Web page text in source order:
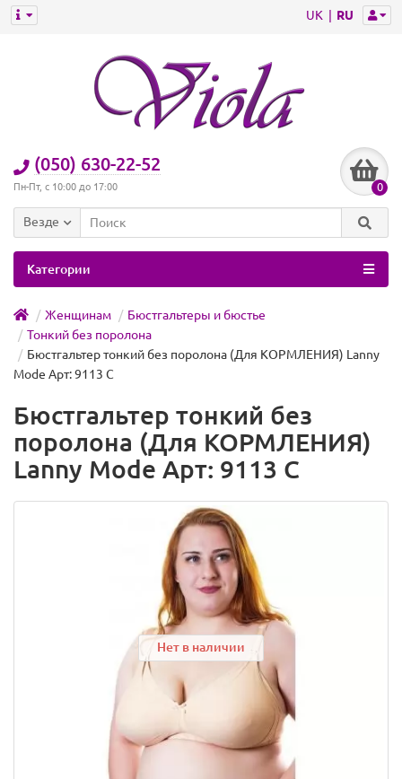
UK RU
(050) 630-22-52
Пн-Пт, с 10:00 до 17:00 0
Везде
Категории
Женщинам
Бюстгальтеры и бюстье
Тонкий без поролона
Бюстгальтер тонкий без поролона (Для КОРМЛЕНИЯ) Lanny
Mode Арт: 9113 C
Бюстгальтер тонкий без
поролона (Для КОРМЛЕНИЯ)
Lanny Mode Арт: 9113 C
Нет в наличии